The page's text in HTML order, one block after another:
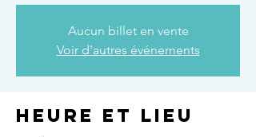
Aucun billet en vente
Voir d'autres événements
Heure et lieu